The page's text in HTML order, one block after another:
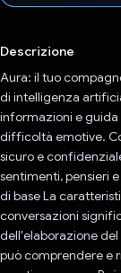
Descrizione
Aura: il tuo
di intelligenza
informazioni e
difficoltà emotive.
sicuro e
sentimenti, pensieri
di base La
conversazioni
dell'elaborazione
può comprendere e